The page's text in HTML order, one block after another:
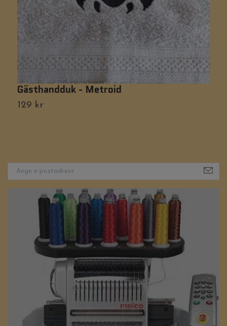
Gästhandduk - Metroid
129 kr